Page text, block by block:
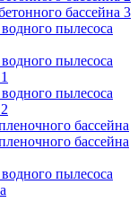
бассейна 3
пылесоса
пылесоса
пылесоса
бассейна
бассейна
пылесоса